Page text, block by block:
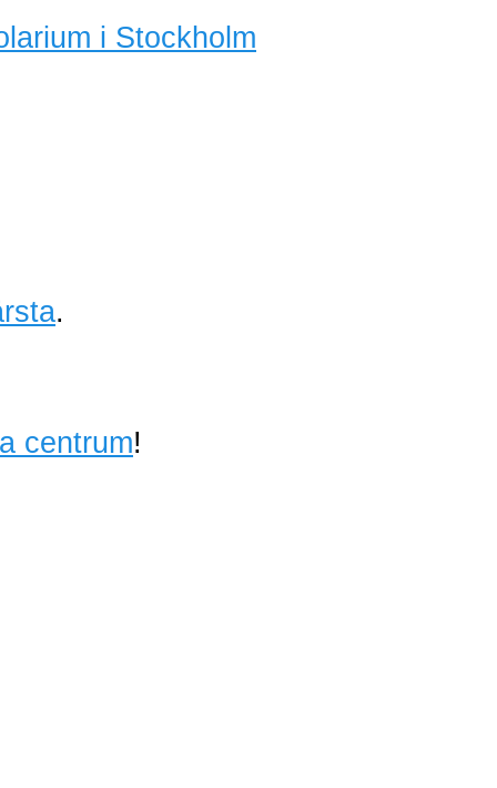
i Stockholm
.
centrum!